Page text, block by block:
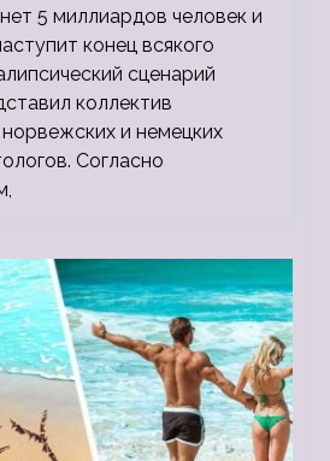
5 миллиардов человек и
конец всякого
сценарий
коллектив
и немецких
Согласно